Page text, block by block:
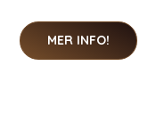
MER INFO!